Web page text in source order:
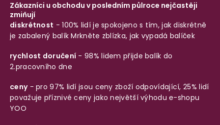
Zákazníci u obchodu v posledním půlroce nejčastěji
zmiňují
diskrétnost - 100% lidí je spokojeno s tím, jak diskrétně
je zabalený balíkMrkněte zblízka, jak vypadá balíček
rychlost doručení - 98% lidem přijde balík do
2.pracovního dne
ceny- pro 97% lidí jsou ceny zboží odpovídající, 25% lidí
považuje příznivé ceny jako největší výhodu e-shopu
YOO